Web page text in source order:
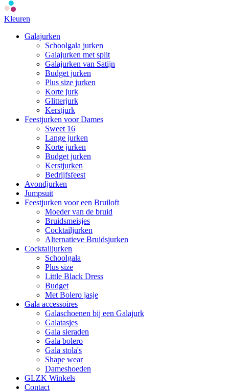
Kleuren
Galajurken
Schoolgala jurken
Galajurken met split
Galajurken van Satijn
Budget jurken
Plus size jurken
Korte jurk
Glitterjurk
Kerstjurk
Feestjurken voor Dames
Sweet 16
Lange jurken
Korte jurken
Budget jurken
Kerstjurken
Bedrijfsfeest
Avondjurken
Jumpsuit
Feestjurken voor een Bruiloft
Moeder van de bruid
Bruidsmeisjes
Cocktailjurken
Alternatieve Bruidsjurken
Cocktailjurken
Schoolgala
Plus size
Little Black Dress
Budget
Met Bolero jasje
Gala accessoires
Galaschoenen bij een Galajurk
Galatasjes
Gala sieraden
Gala bolero
Gala stola's
Shape wear
Dameshoeden
GLZK Winkels
Contact